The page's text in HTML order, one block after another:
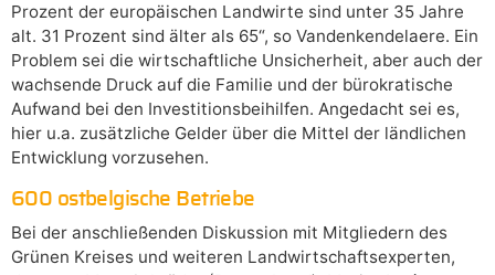
Prozent der europäischen Landwirte sind unter 35 Jahre
alt. 31 Prozent sind älter als 65“, so Vandenkendelaere. Ein
Problem sei die wirtschaftliche Unsicherheit, aber auch der
wachsende Druck auf die Familie und der bürokratische
Aufwand bei den Investitionsbeihilfen. Angedacht sei es,
hier u.a. zusätzliche Gelder über die Mittel der ländlichen
Entwicklung vorzusehen.
600 ostbelgische Betriebe
Bei der anschließenden Diskussion mit Mitgliedern des
Grünen Kreises und weiteren Landwirtschaftsexperten,